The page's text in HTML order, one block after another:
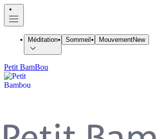
Méditation Sommeil MouvementNew
Petit BamBou